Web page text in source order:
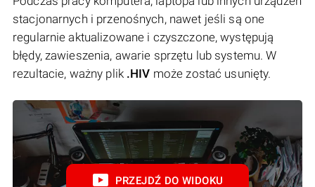
stacjonarnych i przenośnych, nawet jeśli są one
regularnie aktualizowane i czyszczone, występują
błędy, zawieszenia, awarie sprzętu lub systemu. W
rezultacie, ważny plik .HIV może zostać usunięty.
PRZEJDŹ DO WIDOKU